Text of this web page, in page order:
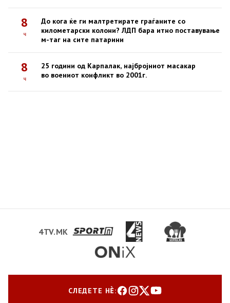
8
ч
До кога ќе ги малтретирате граѓаните со
километарски колони? ЛДП бара итно поставување
м-таг на сите патарини
8
ч
25 години од Карпалак, најбројниот масакар
во воениот конфликт во 2001г.
4TV.MK
СЛЕДЕТЕ НЀ: